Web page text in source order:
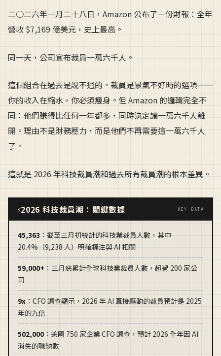
二○二六年一月二十八日，Amazon 公布了一份財報：全年
營收 $7,169 億美元，史上最高。
同一天，公司宣布裁員一萬六千人。
這個組合在過去是說不通的。裁員是景氣不好時的選項——
你的收入在縮水，你必須瘦身。但 Amazon 的邏輯完全不
同：他們賺得比任何一年都多，同時決定讓一萬六千人離
開。理由不是財務壓力，而是他們不再需要這一萬六千人
了。
這就是 2026 年科技裁員潮和過去所有裁員潮的根本差異。
⚡2026 科技裁員潮：關鍵數據 KEY·DATA
45,363 ：截至三月初統計的科技業裁員人數，其中
20.4%（9,238 人）明確標注與 AI 相關
59,000+ ：三月底累計全球科技業裁員人數，超過 200 家公
司
9x ：CFO 調查顯示，2026 年 AI 直接驅動的裁員預計是 2025
年的九倍
502,000 ：美國 750 家企業 CFO 調查，預計 2026 全年因 AI
消失的職缺數